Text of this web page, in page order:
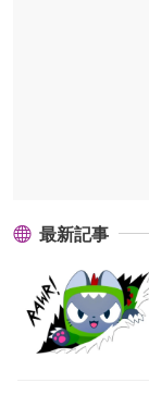
最新記事